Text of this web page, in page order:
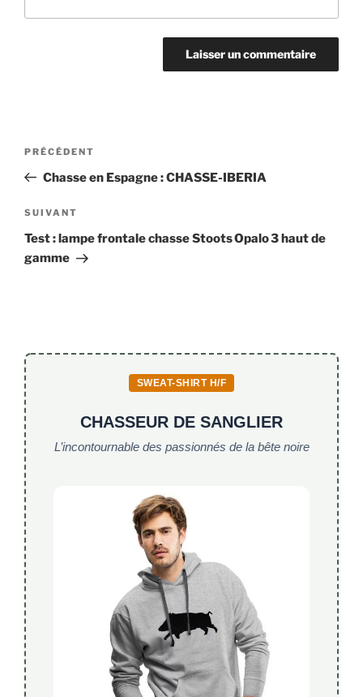
Navigation
l’article
Article
précédent
PRÉCÉDENT
Chasse en Espagne : CHASSE-IBERIA
Article
suivant
SUIVANT
Test : lampe frontale chasse Stoots Opalo 3 haut de
gamme
SWEAT-SHIRT H/F
CHASSEUR DE SANGLIER
L’incontournable des passionnés de la bête noire